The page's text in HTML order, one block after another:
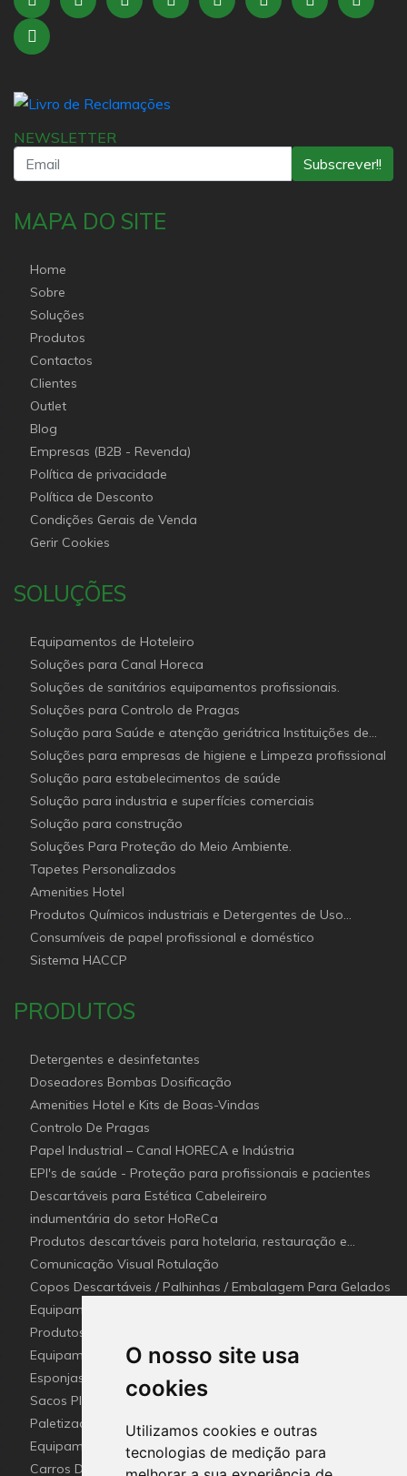
O nosso site usa
cookies
Utilizamos cookies e outras
tecnologias de medição para
NEWSLETTER
Subscrever!!
MAPA DO SITE
Home
Sobre
Soluções
Produtos
Contactos
Clientes
Outlet
Blog
Empresas (B2B - Revenda)
Política de privacidade
Política de Desconto
Condições Gerais de Venda
Gerir Cookies
SOLUÇÕES
Equipamentos de Hoteleiro
Soluções para Canal Horeca
Soluções de sanitários equipamentos profissionais.
Soluções para Controlo de Pragas
Solução para Saúde e atenção geriátrica Instituições de
Apoio Social
Soluções para empresas de higiene e Limpeza profissional
Solução para estabelecimentos de saúde
Solução para industria e superfícies comerciais
Solução para construção
Soluções Para Proteção do Meio Ambiente.
Tapetes Personalizados
Amenities Hotel
Produtos Químicos industriais e Detergentes de Uso
Profissional e doméstico
Consumíveis de papel profissional e doméstico
Sistema HACCP
PRODUTOS
Detergentes e desinfetantes
Doseadores Bombas Dosificação
Amenities Hotel e Kits de Boas-Vindas
Controlo De Pragas
Papel Industrial – Canal HORECA e Indústria
EPI's de saúde - Proteção para profissionais e pacientes
Descartáveis para Estética Cabeleireiro
indumentária do setor HoReCa
Produtos descartáveis para hotelaria, restauração e
catering (Canal Horeca)
Comunicação Visual Rotulação
Copos Descartáveis / Palhinhas / Embalagem Para Gelados
Equipamentos para Setor - Hotelaria e Restauração
(Horeca)
Produtos e utensílios Detetaveis para a Indústria Alimentar
Equipamentos e Utensílios de Limpeza
Esponjas esfregões inox e Fibras (Disco de limpeza)
industriais
Sacos Plástico e Mangas de lavandaria Industrial
Paletização e embalagem industrial
Equipamento De Hotel HO.RE.CA
Carros De Apoio & Baldes De Limpeza